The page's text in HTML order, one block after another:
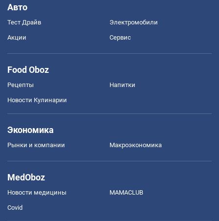
Авто
Тест Драйв Электромобили
Акции Сервис
Food Oboz
Рецепты Напитки
Новости Кулинарии
Экономика
Рынки и компании Mакроэкономика
MedOboz
Новости медицины MAMACLUB
Covid